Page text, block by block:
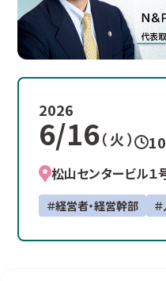
2026
6/16（ 火 ）
松山センタービル１
＃経営者・経営幹部